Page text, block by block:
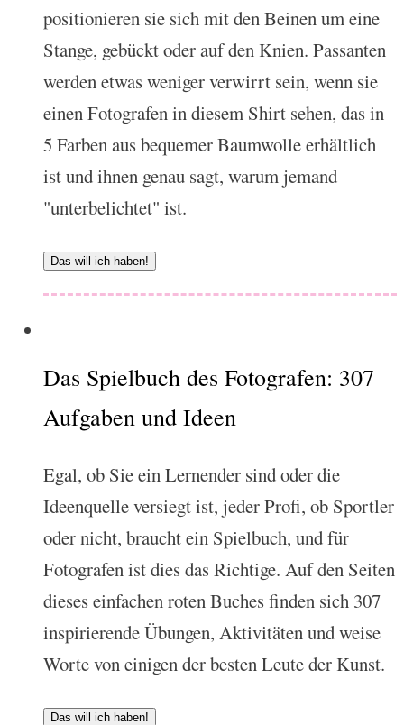
positionieren sie sich mit den Beinen um eine
Stange, gebückt oder auf den Knien. Passanten
werden etwas weniger verwirrt sein, wenn sie
einen Fotografen in diesem Shirt sehen, das in
5 Farben aus bequemer Baumwolle erhältlich
ist und ihnen genau sagt, warum jemand
"unterbelichtet" ist.
Das will ich haben!
Das Spielbuch des Fotografen: 307
Aufgaben und Ideen
Egal, ob Sie ein Lernender sind oder die
Ideenquelle versiegt ist, jeder Profi, ob Sportler
oder nicht, braucht ein Spielbuch, und für
Fotografen ist dies das Richtige. Auf den Seiten
dieses einfachen roten Buches finden sich 307
inspirierende Übungen, Aktivitäten und weise
Worte von einigen der besten Leute der Kunst.
Das will ich haben!